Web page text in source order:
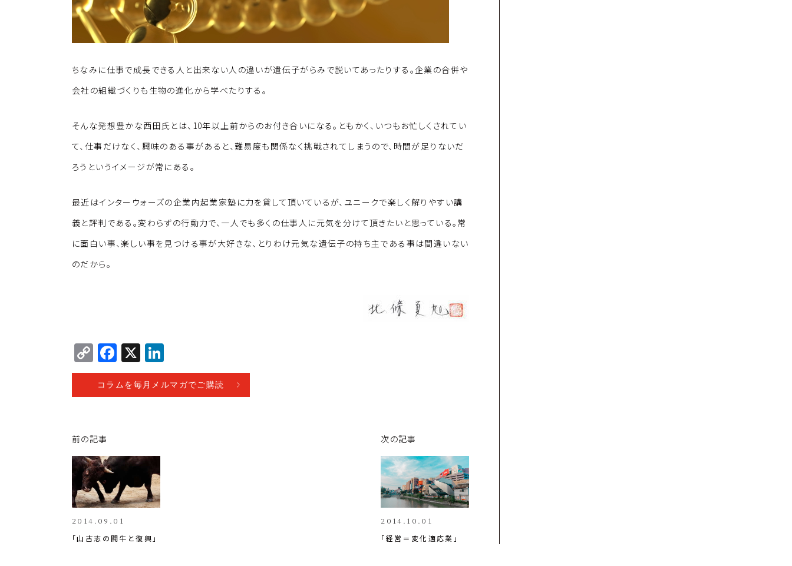
ちなみに仕事で成長できる人と出来ない人の違いが遺伝子がらみで説いてあったりする。企業の合併や
会社の組織づくりも生物の進化から学べたりする。
そんな発想豊かな西田氏とは、10年以上前からのお付き合いになる。ともかく、いつもお忙しくされてい
て、仕事だけなく、興味のある事があると、難易度も関係なく挑戦されてしまうので、時間が足りないだ
ろうというイメージが常にある。
最近はインターウォーズの企業内起業家塾に力を貸して頂いているが、ユニークで楽しく解りやすい講
義と評判である。変わらずの行動力で、一人でも多くの仕事人に元気を分けて頂きたいと思っている。常
に面白い事、楽しい事を見つける事が大好きな、とりわけ元気な遺伝子の持ち主である事は間違いない
のだから。
C
o
p
Li
n
k
F
a
c
o
k
X
n
k
コラムを毎月メルマガでご購読
前の記事
2014.09.01
「山古志の闘牛と復興」
次の記事
2014.10.01
「経営＝変化適応業」